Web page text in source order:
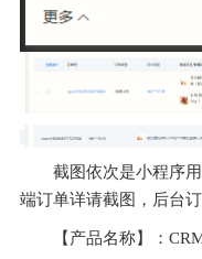
截图依次是小程序
端订单详请截图，后台
【产品名称】：